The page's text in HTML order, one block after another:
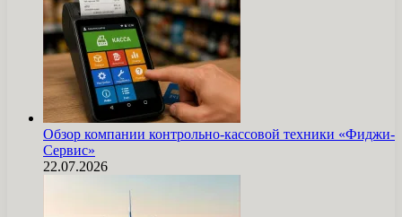
Обзор компании контрольно-кассовой техники «Фиджи-
Сервис»
22.07.2026